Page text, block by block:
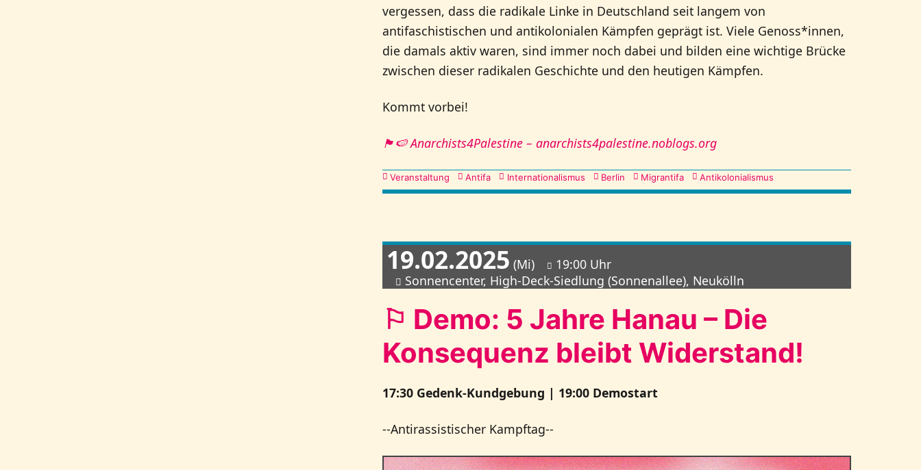
vergessen, dass die radikale Linke in Deutschland seit langem von
antifaschistischen und antikolonialen Kämpfen geprägt ist. Viele Genoss*innen,
die damals aktiv waren, sind immer noch dabei und bilden eine wichtige Brücke
zwischen dieser radikalen Geschichte und den heutigen Kämpfen.
Kommt vorbei!
🏴🍉 Anarchists4Palestine – anarchists4palestine.noblogs.org
Kategorien
Veranstaltung Antifa Internationalismus Berlin Migrantifa Antikolonialismus
19.02.2025 (Mi)
19:00 Uhr
Sonnencenter, High-Deck-Siedlung (Sonnenallee), Neukölln
⚐ Demo: 5 Jahre Hanau – Die
Konsequenz bleibt Widerstand!
17:30 Gedenk-Kundgebung | 19:00 Demostart
--Antirassistischer Kampftag--